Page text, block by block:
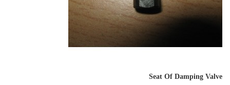
Seat Of Damping Valve